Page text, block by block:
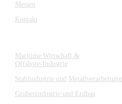
Messen
Kontakt
Maritime Wirtschaft &
Offshore-Industrie
Stahlindustrie und Metallverarbeitung
Grubenindustrie und Erdbau